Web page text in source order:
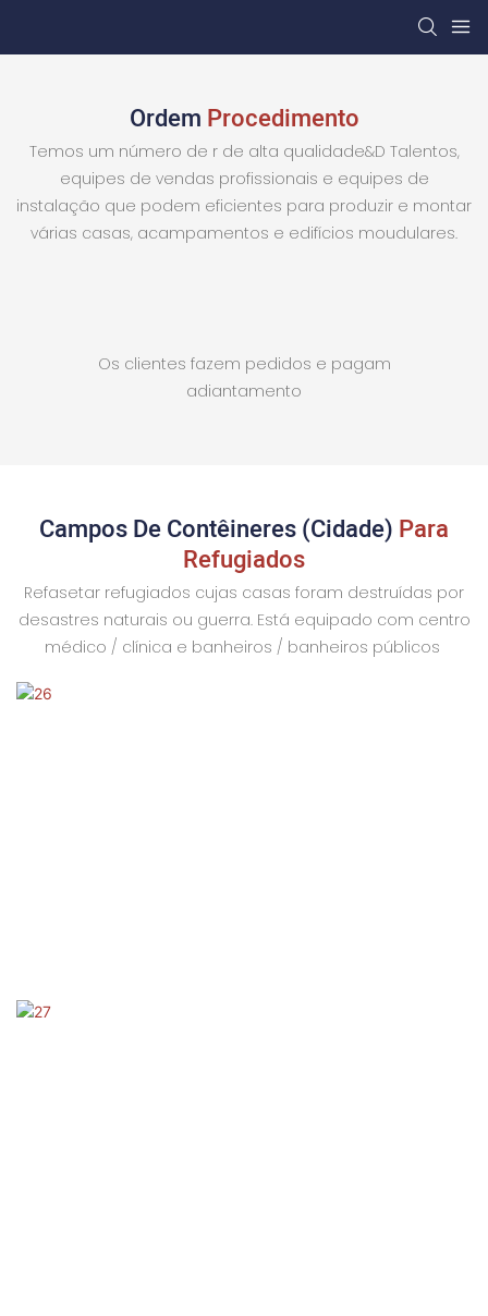
Ordem Procedimento
Temos um número de r de alta qualidade&D Talentos,
equipes de vendas profissionais e equipes de
instalação que podem eficientes para produzir e montar
várias casas, acampamentos e edifícios moudulares.
Os clientes fazem pedidos e pagam
adiantamento
Campos De Contêineres (cidade) Para
Refugiados
Refasetar refugiados cujas casas foram destruídas por
desastres naturais ou guerra. Está equipado com centro
médico / clínica e banheiros / banheiros públicos